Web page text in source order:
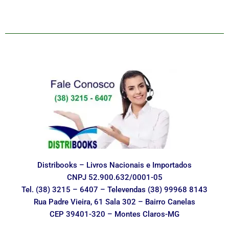
Distribooks – Livros Nacionais e Importados
CNPJ 52.900.632/0001-05
Tel. (38) 3215 – 6407 – Televendas (38) 99968 8143
Rua Padre Vieira, 61 Sala 302 – Bairro Canelas
CEP 39401-320 – Montes Claros-MG